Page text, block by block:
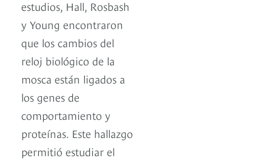
estudios, Hall, Rosbash
y Young encontraron
que los cambios del
reloj biológico de la
mosca están ligados a
los genes de
comportamiento y
proteínas. Este hallazgo
permitió estudiar el